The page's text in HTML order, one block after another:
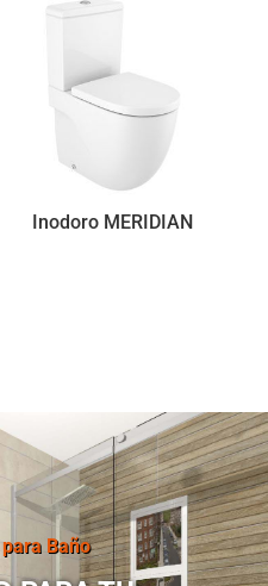
Inodoro MERIDIAN
para Baño